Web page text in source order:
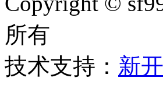
所有
技术支持： 新